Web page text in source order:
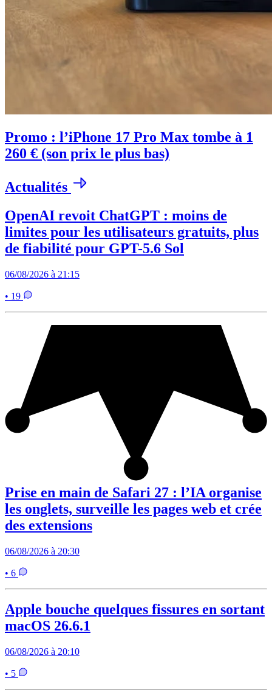
Promo : l’iPhone 17 Pro Max tombe à 1
260 € (son prix le plus bas)
Actualités
OpenAI revoit ChatGPT : moins de
limites pour les utilisateurs gratuits, plus
de fiabilité pour GPT-5.6 Sol
06/08/2026 à 21:15
• 19
Prise en main de Safari 27 : l’IA organise
les onglets, surveille les pages web et crée
des extensions
06/08/2026 à 20:30
• 6
Apple bouche quelques fissures en sortant
macOS 26.6.1
06/08/2026 à 20:10
• 5